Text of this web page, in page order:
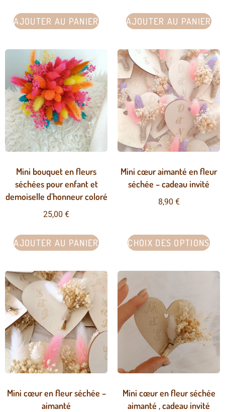
AJOUTER AU PANIER AJOUTER AU PANIER
Mini bouquet en fleurs
séchées pour enfant et
demoiselle d’honneur coloré
25,00 €
AJOUTER AU PANIER
Mini cœur aimanté en fleur
séchée – cadeau invité
8,90 €
CHOIX DES OPTIONS
Mini cœur en fleur séchée –
aimanté
Mini cœur en fleur séchée
aimanté , cadeau invité